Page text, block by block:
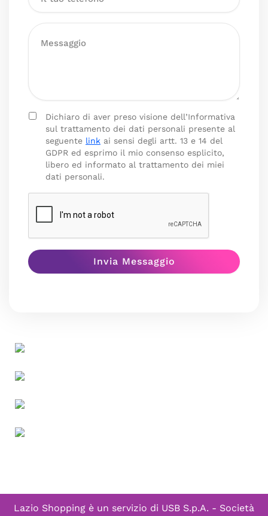
Dichiaro di aver preso visione dell’Informativa
sul trattamento dei dati personali presente al
seguente link ai sensi degli artt. 13 e 14 del
GDPR ed esprimo il mio consenso esplicito,
libero ed informato al trattamento dei miei
dati personali.
Lazio Shopping è un servizio di USB S.p.A. - Società